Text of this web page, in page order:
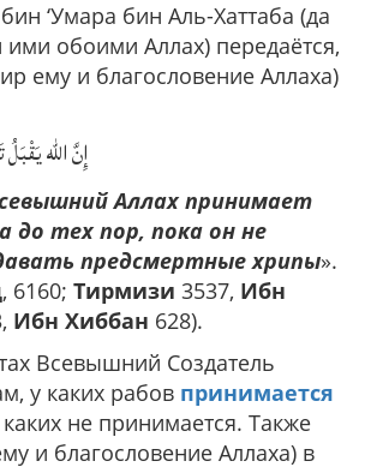
‘Умара бин Аль-Хаттаба (да
ими обоими Аллах) передаётся,
ему и благословение Аллаха)
إِنَّ الله
Аллах принимает
до тех пор, пока он не
предсмертные хрипы».
, 6160; Тирмизи 3537, Ибн
Ибн Хиббан 628).
Всевышний Создатель
у каких рабов принимается
не принимается. Также
и благословение Аллаха) в